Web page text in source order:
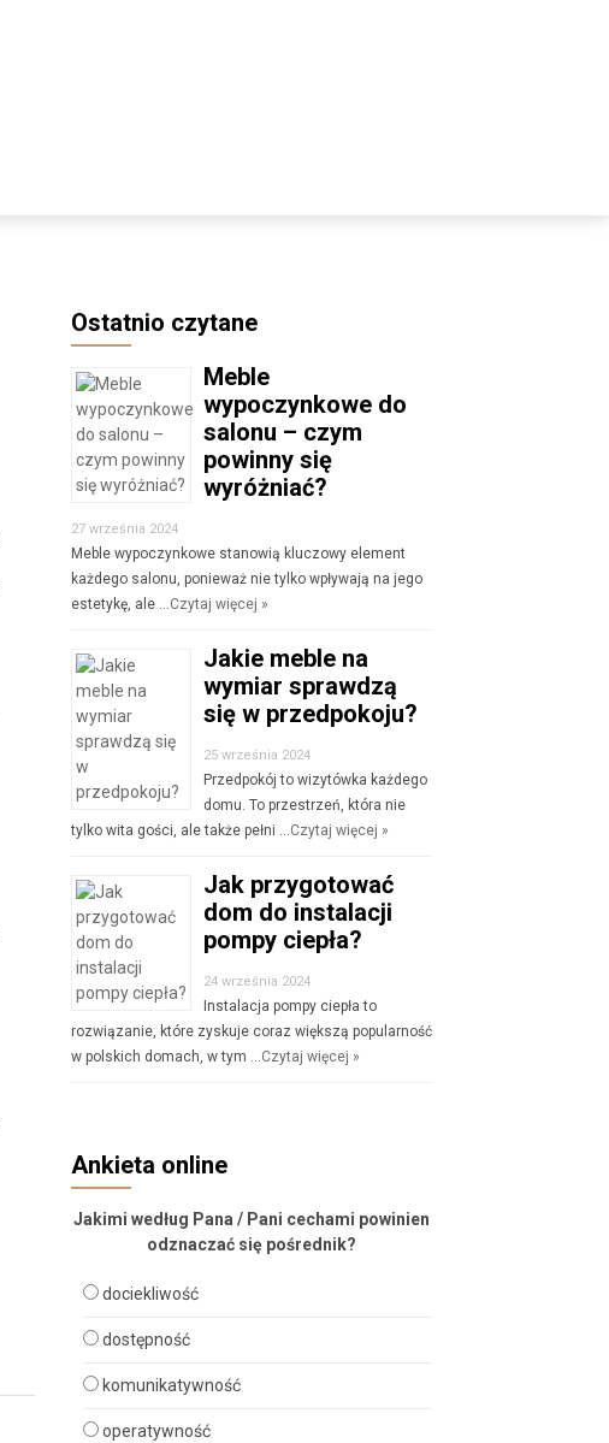
Ostatnio czytane
Meble
wypoczynkowe do
salonu – czym
powinny się
wyróżniać?
27 września 2024
Meble wypoczynkowe stanowią kluczowy element
każdego salonu, ponieważ nie tylko wpływają na jego
estetykę, ale …Czytaj więcej »
Jakie meble na
wymiar sprawdzą
się w przedpokoju?
25 września 2024
Przedpokój to wizytówka każdego
domu. To przestrzeń, która nie
tylko wita gości, ale także pełni …Czytaj więcej »
Jak przygotować
dom do instalacji
pompy ciepła?
24 września 2024
Instalacja pompy ciepła to
rozwiązanie, które zyskuje coraz większą popularność
w polskich domach, w tym …Czytaj więcej »
Ankieta online
Jakimi według Pana / Pani cechami powinien
odznaczać się pośrednik?
dociekliwość
dostępność
komunikatywność
operatywność